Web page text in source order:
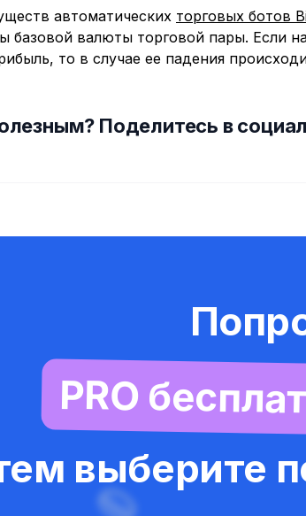
автоматических торговых ботов
базовой валюты торговой пары. Если
то в случае ее падения
Поделитесь в
PRO
выберите